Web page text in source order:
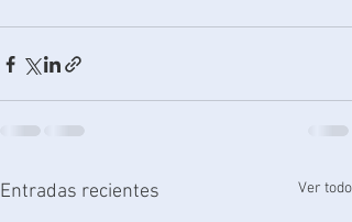
Entradas recientes Ver todo